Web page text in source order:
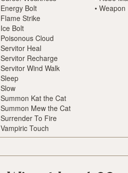
Energy Bolt
Flame Strike
Ice Bolt
Poisonous Cloud
Servitor Heal
Servitor Recharge
Servitor Wind Walk
Sleep
Slow
Summon Kat the Cat
Summon Mew the Cat
Surrender To Fire
Vampiric Touch
• Weapon